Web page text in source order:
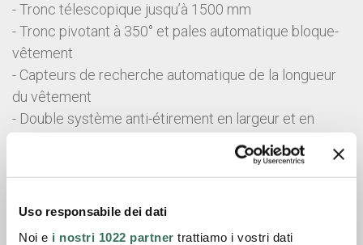
Uso responsabile dei dati
Noi e i nostri 1022 partner trattiamo i vostri dati
- Tronc télescopique jusqu’à 1500 mm
- Tronc pivotant à 350° et pales automatique bloque-
vêtement
- Capteurs de recherche automatique de la longueur
du vêtement
- Double système anti-étirement en largeur et en
- Groupe épaule réglable et pince bloque-col
- A connecter à une source de vapeur et d’air